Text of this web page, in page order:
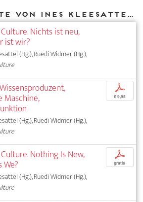
Weitere Texte von Ines Kleesattel bei DIAPHANES
Nichts ist neu,
ist wir?
(Hg.), Ruedi Widmer (Hg.),
Maschine,
(Hg.), Ruedi Widmer (Hg.),
p
€ 9,95
Nothing Is New,
(Hg.), Ruedi Widmer (Hg.),
p
gratis